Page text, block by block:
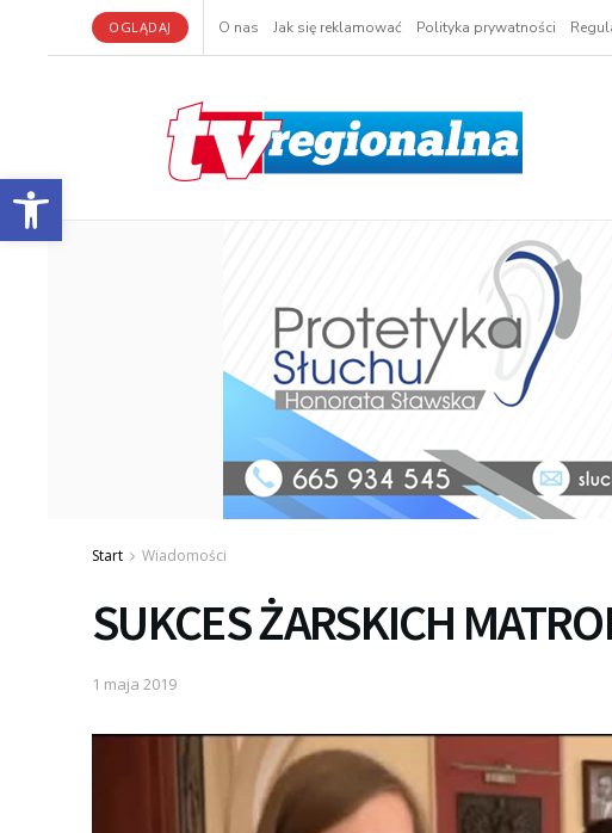
Otwórz pasek narzędzi
OGLĄDAJ O nas Jak się reklamować Polityka prywatności
Start Wiadomości
SUKCES ŻARSKICH
1 maja 2019